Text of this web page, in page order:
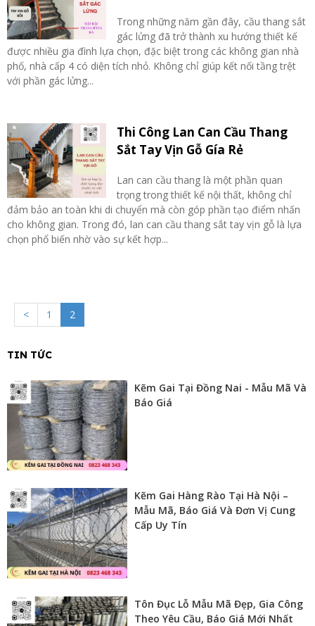
Trong những năm gần đây, cầu thang sắt
gác lửng đã trở thành xu hướng thiết kế
được nhiều gia đình lựa chọn, đặc biệt trong các không gian nhà
phố, nhà cấp 4 có diện tích nhỏ. Không chỉ giúp kết nối tầng trệt
với phần gác lửng...
Thi Công Lan Can Cầu Thang
Sắt Tay Vịn Gỗ Gía Rẻ
Lan can cầu thang là một phần quan
trọng trong thiết kế nội thất, không chỉ
đảm bảo an toàn khi di chuyển mà còn góp phần tạo điểm nhấn
cho không gian. Trong đó, lan can cầu thang sắt tay vịn gỗ là lựa
chọn phổ biến nhờ vào sự kết hợp...
< 1 2
TIN TỨC
Kẽm Gai Tại Đồng Nai - Mẫu Mã Và
Báo Giá
Kẽm Gai Hàng Rào Tại Hà Nội –
Mẫu Mã, Báo Giá Và Đơn Vị Cung
Cấp Uy Tín
Tôn Đục Lỗ Mẫu Mã Đẹp, Gia Công
Theo Yêu Cầu, Báo Giá Mới Nhất